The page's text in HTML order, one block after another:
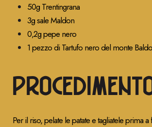
50g Trentingrana
3g sale Maldon
0,2g pepe nero
1 pezzo di Tartufo nero del monte Baldo
Per il riso, pelate le patate e tagliatele prima a